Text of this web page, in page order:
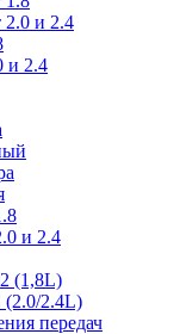
2.0 и 2.4
и 2.4
и 2.4
(1,8L)
2.4L)
передач